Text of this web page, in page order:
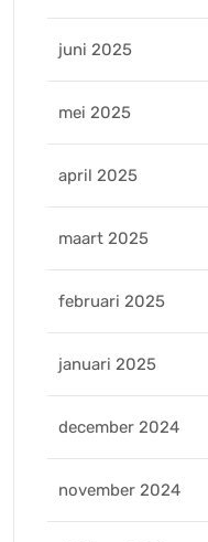
juni 2025
mei 2025
april 2025
maart 2025
februari 2025
januari 2025
december 2024
november 2024